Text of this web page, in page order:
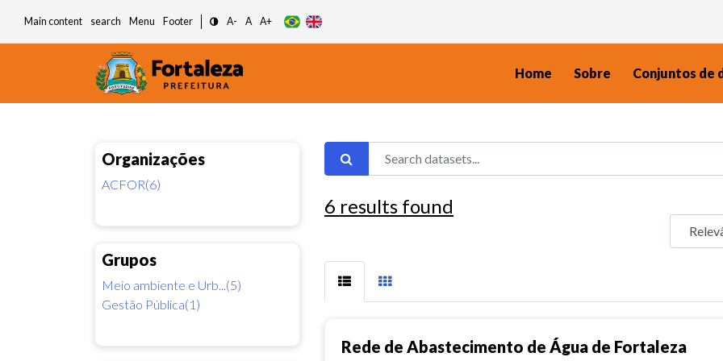
Main content search Menu Footer A- A A+
Home Sobre Conjuntos de
Organizações
ACFOR(6)
Grupos
Meio ambiente e Urb...(5)
Gestão Pública(1)
6 results found
Rede de Abastecimento de Água de Fortaleza